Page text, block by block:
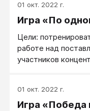
01 окт. 2022 г.
Игра «По
Цели:
работе над
участников
конфликты в
совместной
01 окт. 2022 г.
Игра «Победа